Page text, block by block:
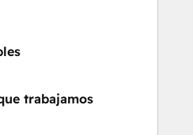
Alignment
Training
trabajamos